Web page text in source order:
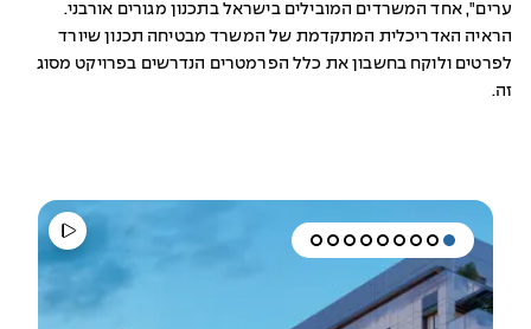
ערים", אחד המשרדים המובילים בישראל בתכנון מגורים אורבני.
הראיה האדריכלית המתקדמת של המשרד מבטיחה תכנון שיורד
לפרטים ולוקח בחשבון את כלל הפרמטרים הנדרשים בפרויקט מסוג
זה.